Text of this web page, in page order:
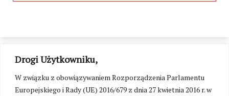
Drogi Użytkowniku,
W związku z obowiązywaniem Rozporządzenia Parlamentu
Europejskiego i Rady (UE) 2016/679 z dnia 27 kwietnia 2016 r. w